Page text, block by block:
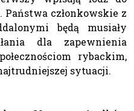
członkowskie z
będą musiały
dla zapewnienia
rybackim,
sytuacji.